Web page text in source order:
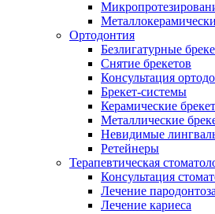
Ортодонтия
Безлигатурные
Снятие брекетов
Консультация
Брекет-системы
Керамические
Металлические
Невидимые
Ретейнеры
Терапевтическая
Консультация
Лечение пародонтоза
Лечение кариеса